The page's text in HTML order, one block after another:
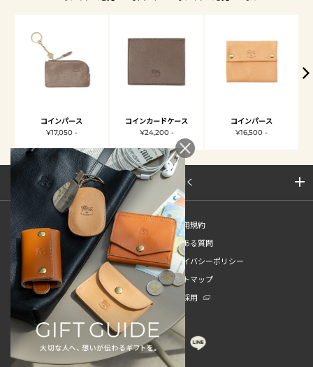
コインパース
¥17,050 -
コインカードケース
¥24,200 -
コインパース
¥16,500 -
サイトマップを開く
新規会員登録
ご利用規約
ご利用ガイド
よくある質問
特定商取引法
プライバシーポリシー
お問い合わせ
サイトマップ
販売スタッフ中途採用
新卒採用